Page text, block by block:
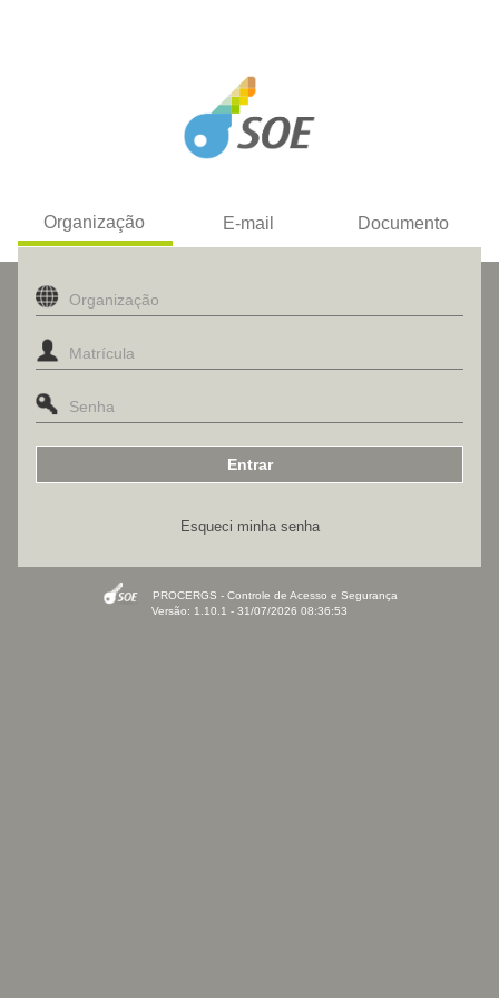
Organização E-mail Documento
Esqueci minha senha
PROCERGS - Controle de Acesso e Segurança
Versão: 1.10.1 - 31/07/2026 08:36:53